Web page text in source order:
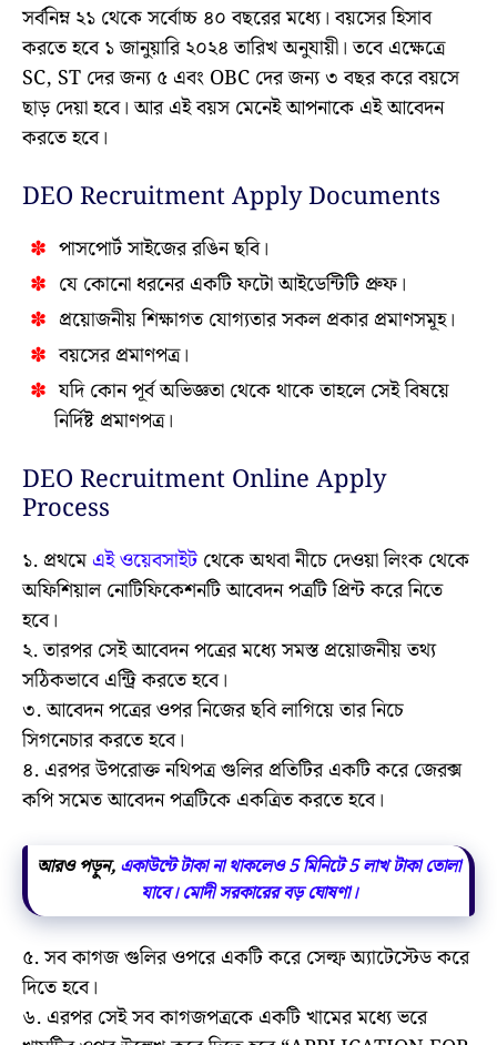
সর্বনিম্ন ২১ থেকে সর্বোচ্চ ৪০ বছরের মধ্যে। বয়সের হিসাব
করতে হবে ১ জানুয়ারি ২০২৪ তারিখ অনুযায়ী। তবে এক্ষেত্রে
SC, ST দের জন্য ৫ এবং OBC দের জন্য ৩ বছর করে বয়সে
ছাড় দেয়া হবে। আর এই বয়স মেনেই আপনাকে এই আবেদন
করতে হবে।
DEO Recruitment Apply Documents
পাসপোর্ট সাইজের রঙিন ছবি।
যে কোনো ধরনের একটি ফটো আইডেন্টিটি প্রুফ।
প্রয়োজনীয় শিক্ষাগত যোগ্যতার সকল প্রকার প্রমাণসমূহ।
বয়সের প্রমাণপত্র।
যদি কোন পূর্ব অভিজ্ঞতা থেকে থাকে তাহলে সেই বিষয়ে
নির্দিষ্ট প্রমাণপত্র।
DEO Recruitment Online Apply
Process
১. প্রথমে এই ওয়েবসাইটথেকে অথবা নীচে দেওয়া লিংক থেকে
অফিশিয়াল নোটিফিকেশনটি আবেদন পত্রটি প্রিন্ট করে নিতে
হবে।
২. তারপর সেই আবেদন পত্রের মধ্যে সমস্ত প্রয়োজনীয় তথ্য
সঠিকভাবে এন্ট্রি করতে হবে।
৩. আবেদন পত্রের ওপর নিজের ছবি লাগিয়ে তার নিচে
সিগনেচার করতে হবে।
৪. এরপর উপরোক্ত নথিপত্র গুলির প্রতিটির একটি করে জেরক্স
কপি সমেত আবেদন পত্রটিকে একত্রিত করতে হবে।
আরও পড়ুন, একাউন্টে টাকা না থাকলেও 5 মিনিটে 5 লাখ টাকা তোলা
যাবে। মোদী সরকারের বড় ঘোষণা।
৫. সব কাগজ গুলির ওপরে একটি করে সেল্ফ অ্যাটেস্টেড করে
দিতে হবে।
৬. এরপর সেই সব কাগজপত্রকে একটি খামের মধ্যে ভরে